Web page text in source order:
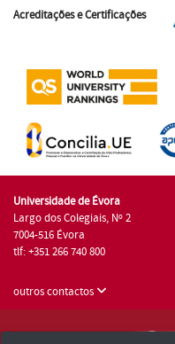
Acreditações e Certificações
Universidade de Évora
Largo dos Colegiais, Nº 2
7004-516 Évora
tlf: +351 266 740 800
outros contactos